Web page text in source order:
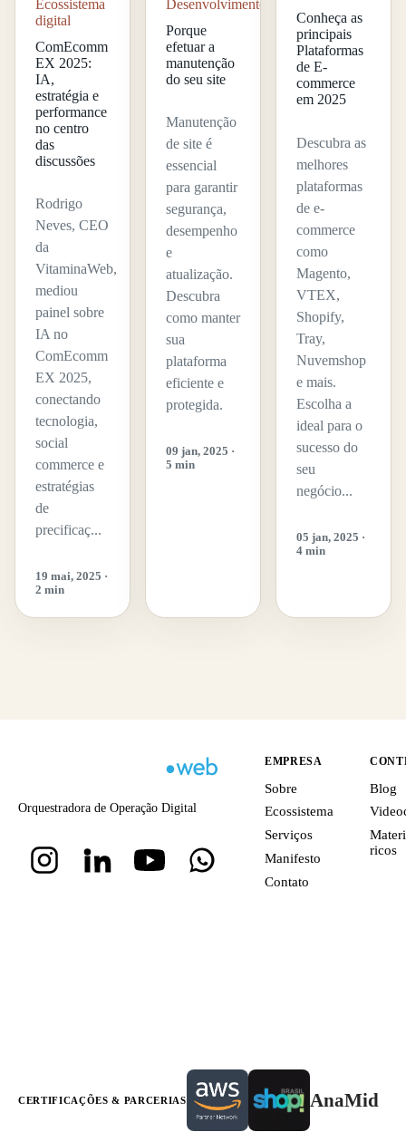
Ecossistema
digital
ComEcomm
EX 2025:
IA,
estratégia e
performance
no centro
das
discussões
Rodrigo
Neves, CEO
da
VitaminaWeb,
mediou
painel sobre
IA no
ComEcomm
EX 2025,
conectando
tecnologia,
social
commerce e
estratégias
de
precificaç...
19 mai, 2025 ·
2 min
Desenvolvimento
Porque
efetuar a
manutenção
do seu site
Manutenção
de site é
essencial
para garantir
segurança,
desempenho
e
atualização.
Descubra
como manter
sua
plataforma
eficiente e
protegida.
09 jan, 2025 ·
5 min
Conheça as
principais
Plataformas
de E-
commerce
em 2025
Descubra as
melhores
plataformas
de e-
commerce
como
Magento,
VTEX,
Shopify,
Tray,
Nuvemshop
e mais.
Escolha a
ideal para o
sucesso do
seu
negócio...
05 jan, 2025 ·
4 min
Orquestradora de Operação Digital
EMPRESA
Sobre
Ecossistema
Serviços
Manifesto
Contato
Blog
ricos
CERTIFICAÇÕES & PARCERIAS AnaMid